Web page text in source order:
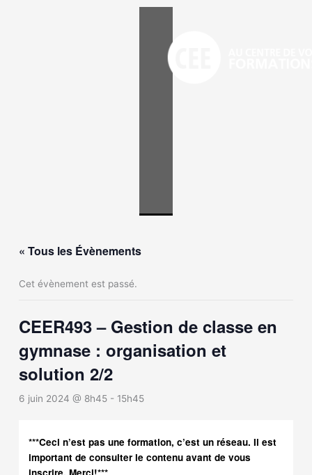
« Tous les Évènements
Cet évènement est passé.
CEER493 – Gestion de classe en
gymnase : organisation et
solution 2/2
6 juin 2024 @ 8h45 - 15h45
***Ceci n’est pas une formation, c’est un réseau. Il est
important de consulter le contenu avant de vous